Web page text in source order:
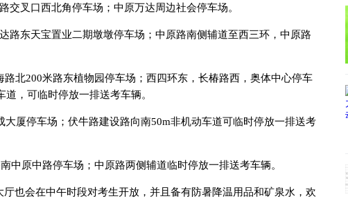
交叉口西北角停车场；中原万达周边社会停车场。
路东天宝置业二期墩墩停车场；中原路南侧辅道至西三环，中原路
路北200米路东植物园停车场；西四环东，长椿路西，奥体中心停车
，可临时停放一排送考车辆。
大厦停车场；伏牛路建设路向南50m非机动车道可临时停放一排送考
中原中路停车场；中原路两侧辅道临时停放一排送考车辆。
也会在中午时段对考生开放，并且备有防暑降温用品和矿泉水，欢